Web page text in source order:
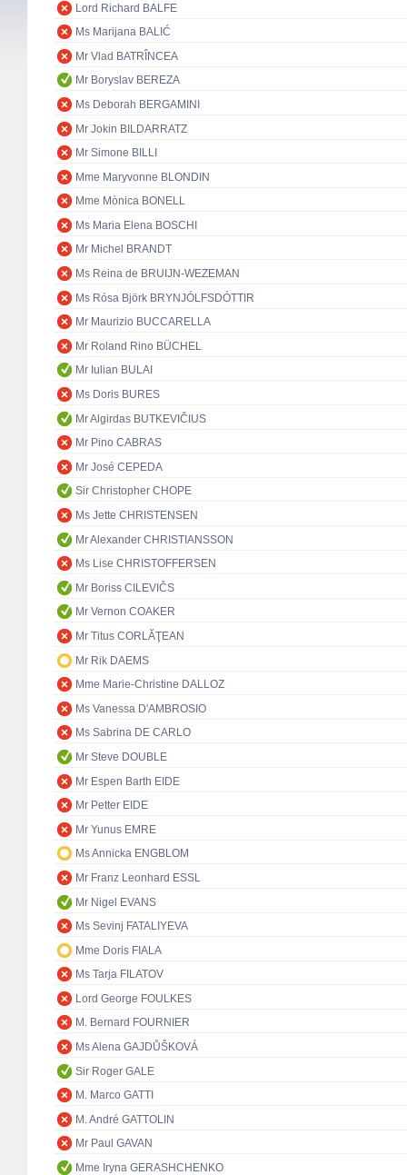
Lord Richard BALFE
Ms Marijana BALIĆ
Mr Vlad BATRÎNCEA
Mr Boryslav BEREZA
Ms Deborah BERGAMINI
Mr Jokin BILDARRATZ
Mr Simone BILLI
Mme Maryvonne BLONDIN
Mme Mònica BONELL
Ms Maria Elena BOSCHI
Mr Michel BRANDT
Ms Reina de BRUIJN-WEZEMAN
Ms Rósa Björk BRYNJÓLFSDÓTTIR
Mr Maurizio BUCCARELLA
Mr Roland Rino BÜCHEL
Mr Iulian BULAI
Ms Doris BURES
Mr Algirdas BUTKEVIČIUS
Mr Pino CABRAS
Mr José CEPEDA
Sir Christopher CHOPE
Ms Jette CHRISTENSEN
Mr Alexander CHRISTIANSSON
Ms Lise CHRISTOFFERSEN
Mr Boriss CILEVIČS
Mr Vernon COAKER
Mr Titus CORLĂŢEAN
Mr Rik DAEMS
Mme Marie-Christine DALLOZ
Ms Vanessa D'AMBROSIO
Ms Sabrina DE CARLO
Mr Steve DOUBLE
Mr Espen Barth EIDE
Mr Petter EIDE
Mr Yunus EMRE
Ms Annicka ENGBLOM
Mr Franz Leonhard ESSL
Mr Nigel EVANS
Ms Sevinj FATALIYEVA
Mme Doris FIALA
Ms Tarja FILATOV
Lord George FOULKES
M. Bernard FOURNIER
Ms Alena GAJDŮŠKOVÁ
Sir Roger GALE
M. Marco GATTI
M. André GATTOLIN
Mr Paul GAVAN
Mme Iryna GERASHCHENKO